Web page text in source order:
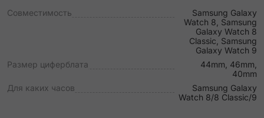
Совместимость
Samsung Galaxy
Watch 8, Samsung
Galaxy Watch 8
Classic, Samsung
Galaxy Watch 9
Размер циферблата
44mm, 46mm,
40mm
Для каких часов
Samsung Galaxy
Watch 8/8 Classic/9